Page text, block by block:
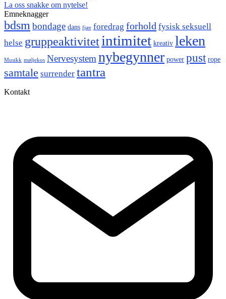
La oss snakke om nytelse!
Emneknagger
bdsmbondage dans fjær foredrag forhold fysisk seksuell
helse gruppeaktivitetintimitet kreativ leken
Musikk møljekos Nervesystemnybegynner power pust rope
samtale surrender tantra
Kontakt